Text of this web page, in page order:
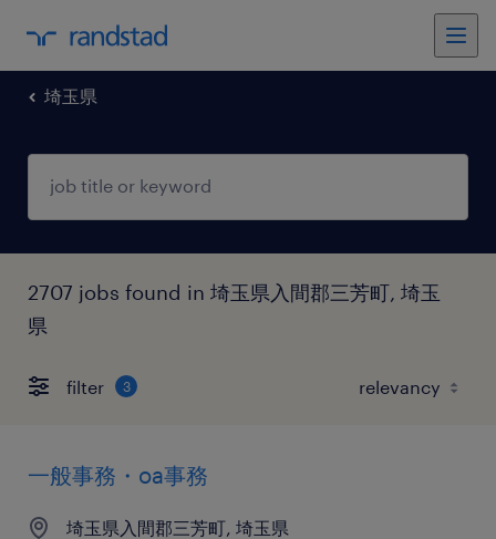
埼玉県
2707 jobs found in 埼玉県入間郡三芳町, 埼玉
県
filter 3
一般事務・oa事務
埼玉県入間郡三芳町, 埼玉県